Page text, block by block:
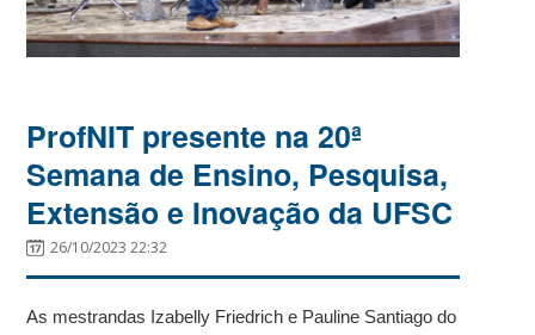
ProfNIT presente na 20ª
Semana de Ensino, Pesquisa,
Extensão e Inovação da UFSC
26/10/2023 22:32
As mestrandas Izabelly Friedrich e Pauline Santiago do